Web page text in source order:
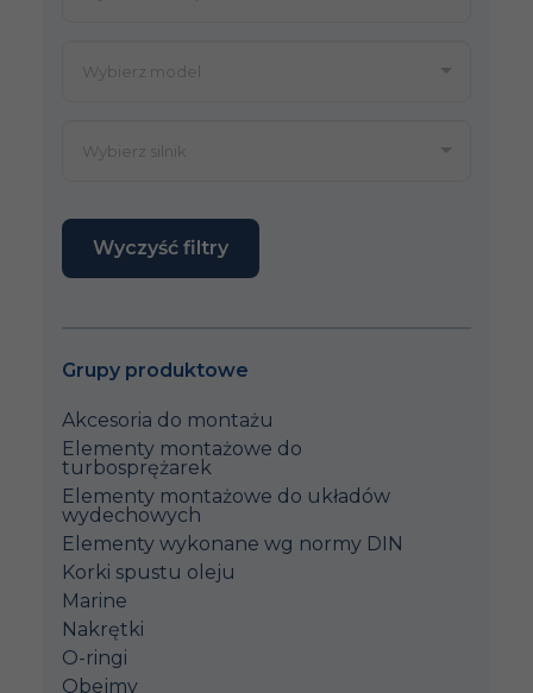
Wyczyść filtry
Grupy produktowe
Akcesoria do montażu
Elementy montażowe do
turbosprężarek
Elementy montażowe do układów
wydechowych
Elementy wykonane wg normy DIN
Korki spustu oleju
Marine
Nakrętki
O-ringi
Obejmy